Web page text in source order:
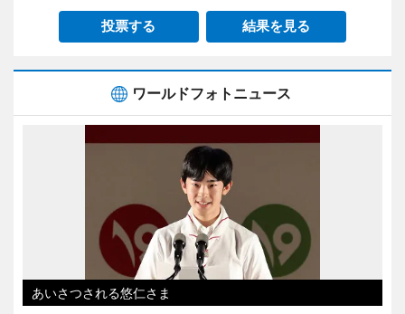
投票する 結果を見る
ワールドフォトニュース
あいさつされる悠仁さま